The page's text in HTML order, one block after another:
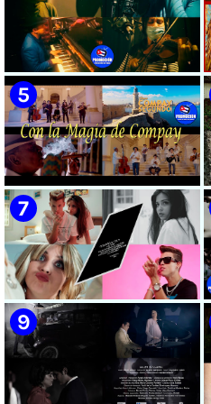
🟡 Susel Gómez (La China) ||
¨Oye Mi Leloley¨ || Director:
Onelio Jesús Larralde González
|| Música popular bailable
cubana || Videoclip || CUBA
🟡 María Montenegro -
¨Confía¨ 📺 Videoclip. CUBA
🟡 Grupo Compay Segundo ||
¨Con La Magia de Compay¨ ||
Música popular tradicional
cubana || Videoclip || CUBA
🟡 July Roby || ¨Contigo o sin tí¨
|| Videoclip || Música Urbana